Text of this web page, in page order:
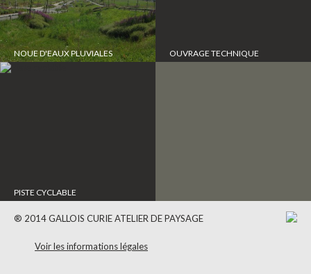
NOUE D'EAUX PLUVIALES OUVRAGE TECHNIQUE
PISTE CYCLABLE
® 2014 GALLOIS CURIE ATELIER DE PAYSAGE
Voir les informations légales